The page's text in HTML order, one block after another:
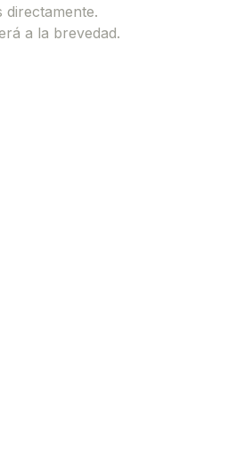
a la brevedad.